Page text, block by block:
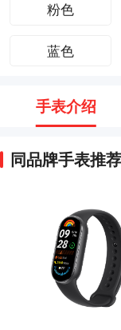
粉色
蓝色
手表介绍
同品牌手表推荐